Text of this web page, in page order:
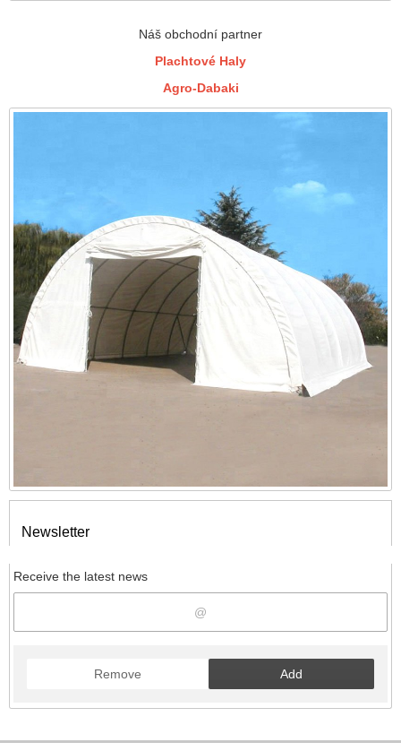
Náš obchodní partner
Plachtové Haly
Agro-Dabaki
Newsletter
Receive the latest news
Remove Add